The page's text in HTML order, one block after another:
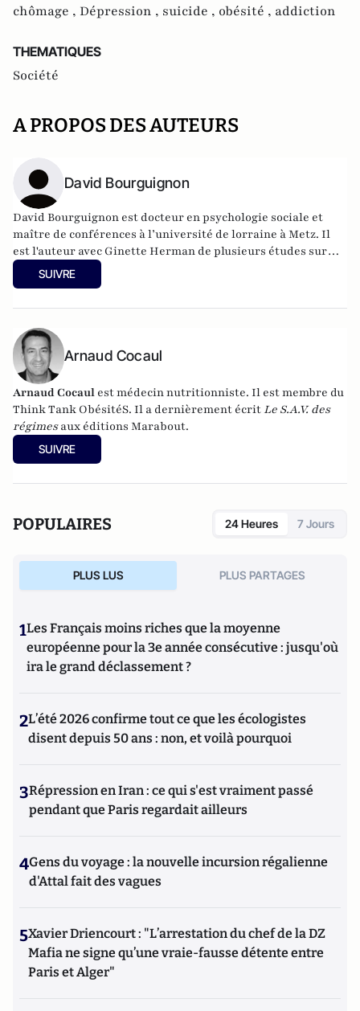
chômage , Dépression , suicide , obésité , addiction
THEMATIQUES
Société
A PROPOS DES AUTEURS
David Bourguignon
David Bourguignon est docteur en psychologie sociale et
maître de conférences à l’université de lorraine à Metz. Il
est l'auteur avec Ginette Herman de plusieurs études sur
l'impact de la marginalisation de l'emploi sur les chômeurs.
SUIVRE
Arnaud Cocaul
Arnaud Cocaul est médecin nutritionniste. Il est membre du
Think Tank ObésitéS. Il a dernièrement écrit Le S.A.V. des
régimesaux éditions Marabout.
SUIVRE
POPULAIRES 24 Heures 7 Jours
PLUS LUS PLUS PARTAGES
1Les Français moins riches que la moyenne
européenne pour la 3e année consécutive : jusqu'où
ira le grand déclassement ?
2L’été 2026 confirme tout ce que les écologistes
disent depuis 50 ans : non, et voilà pourquoi
3Répression en Iran : ce qui s'est vraiment passé
pendant que Paris regardait ailleurs
4Gens du voyage : la nouvelle incursion régalienne
d'Attal fait des vagues
5Xavier Driencourt : "L’arrestation du chef de la DZ
Mafia ne signe qu’une vraie-fausse détente entre
Paris et Alger"